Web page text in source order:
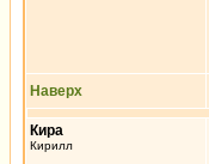
Наверх
Кира
Кирилл